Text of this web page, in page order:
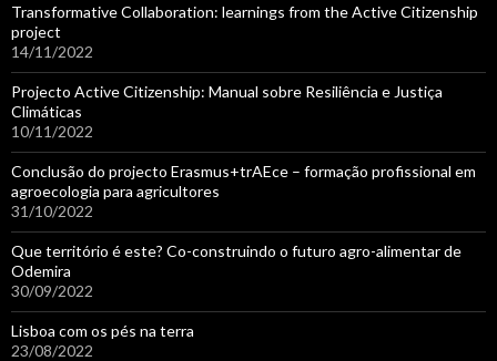
Transformative Collaboration: learnings from the Active Citizenship
project
14/11/2022
Projecto Active Citizenship: Manual sobre Resiliência e Justiça
Climáticas
10/11/2022
Conclusão do projecto Erasmus+trAEce – formação profissional em
agroecologia para agricultores
31/10/2022
Que território é este? Co-construindo o futuro agro-alimentar de
Odemira
30/09/2022
Lisboa com os pés na terra
23/08/2022